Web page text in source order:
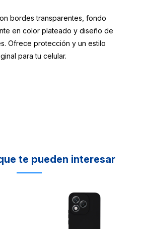
bordes transparentes, fondo
en color plateado y diseño de
Ofrece protección y un estilo
para tu celular.
te pueden interesar